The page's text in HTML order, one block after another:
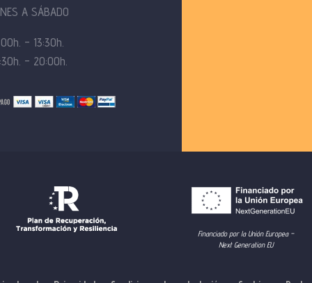
A SÁBADO
– 13:30h.
– 20:00h.
Financiado por la Unión Europea –
Next Generation EU